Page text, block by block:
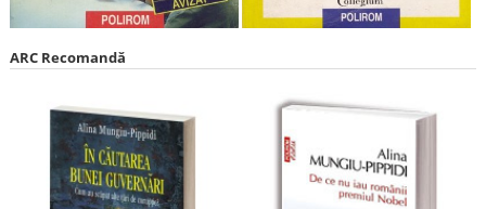
ARC Recomandă